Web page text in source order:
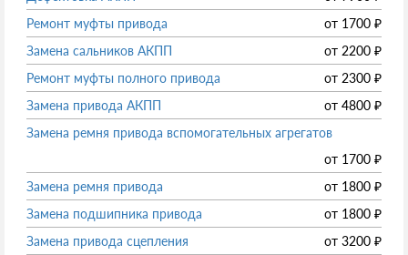
Ремонт муфты привода
от 1700 ₽
Замена сальников АКПП
от 2200 ₽
Ремонт муфты полного привода
от 2300 ₽
Замена привода АКПП
от 4800 ₽
Замена ремня привода вспомогательных агрегатов
от 1700 ₽
Замена ремня привода
от 1800 ₽
Замена подшипника привода
от 1800 ₽
Замена привода сцепления
от 3200 ₽